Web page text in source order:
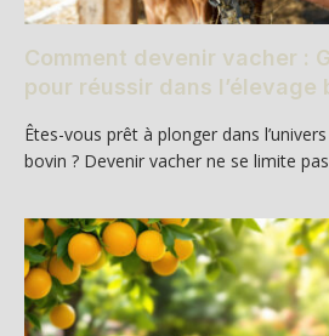
Comment devenir vacher :
pour réussir dans l’élevage
Êtes-vous prêt à plonger dans
bovin ? Devenir vacher ne se limite